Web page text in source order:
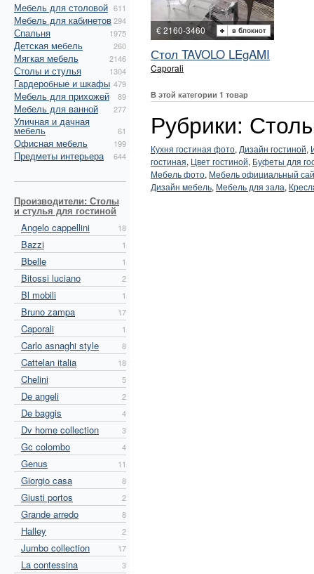
Мебель для столовой 611
Мебель для кабинетов294
Спальня 1975
Детская мебель 260
Мягкая мебель 2146
Столы и стулья 1304
Гардеробные и шкафы 479
Мебель для прихожей 89
Мебель для ванной 277
Уличная и дачная
мебель 61
Офисная мебель 199
Предметы интерьера 644
Производители: Столы
и стулья для гостиной
Angelo cappellini
18
Bazzi 1
Bbelle 1
Bitossi luciano 2
Bl mobili 1
Bruno zampa 17
Caporali 1
Carlo asnaghi style 8
Cattelan italia 18
Chelini 5
De angeli 2
De baggis 4
Dv home collection 3
Gc colombo 4
Genus 11
Giorgio casa 8
Giusti portos 2
Grande arredo 8
Halley 2
Jumbo collection 17
La contessina 3
€ 2160-3460
Стол TAVOLO LEgAMI
Caporali
В этой категории 1 товар
Рубрики:
Кухня гостиная фото, Дизайн гостиной,
гостиная, Цвет гостиной, Буфеты для
Мебель фото, Мебель официальный
Дизайн мебель, Мебель для зала,